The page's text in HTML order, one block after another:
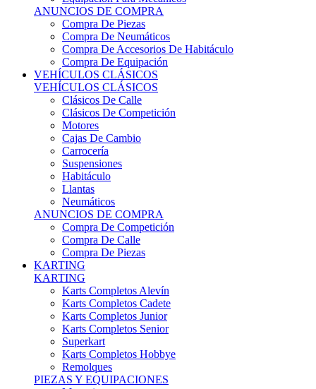
Compra De Piezas
Compra De Neumáticos
Compra De Accesorios De Habitáculo
Compra De Equipación
VEHÍCULOS CLÁSICOS
VEHÍCULOS CLÁSICOS
Clásicos De Calle
Clásicos De Competición
Motores
Cajas De Cambio
Carrocería
Suspensiones
Habitáculo
Llantas
Neumáticos
ANUNCIOS DE COMPRA
Compra De Competición
Compra De Calle
Compra De Piezas
KARTING
KARTING
Karts Completos Alevín
Karts Completos Cadete
Karts Completos Junior
Karts Completos Senior
Superkart
Karts Completos Hobbye
Remolques
PIEZAS Y EQUIPACIONES
Mecanica